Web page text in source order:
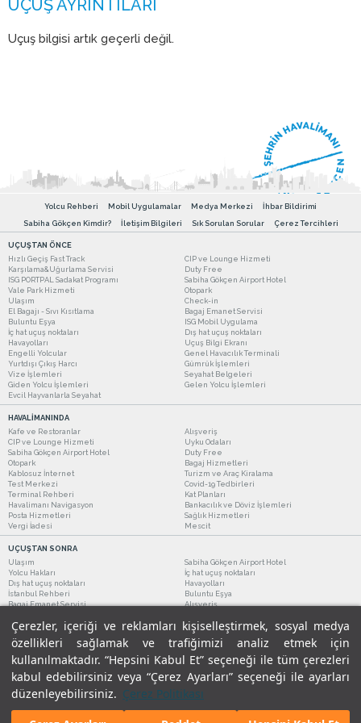
Çerezler, içeriği ve reklamları kişiselleştirmek, sosyal medya
özellikleri sağlamak ve trafiğimizi analiz etmek için
kullanılmaktadır. “Hepsini Kabul Et” seçeneği ile tüm çerezleri
kabul edebilirsiniz veya “Çerez Ayarları” seçeneği ile ayarları
düzenleyebilirsiniz. Çerez Politikası
Uçuş bilgisi artık geçerli değil.
Yolcu Rehberi Mobil Uygulamalar Medya Merkezi
İhbar Bildirimi
Sabiha Gökçen Kimdir?
İletişim Bilgileri Sık Sorulan Sorular Çerez Tercihleri
UÇUŞTAN ÖNCE
Hızlı Geçiş Fast Track
CIP ve Lounge Hizmeti
Karşılama&Uğurlama Servisi
Duty Free
ISG PORTPAL Sadakat Programı
Sabiha Gökçen Airport Hotel
Vale Park Hizmeti
Otopark
Ulaşım
Check-in
El Bagajı - Sıvı Kısıtlama
Bagaj Emanet Servisi
Buluntu Eşya
ISG Mobil Uygulama
İç hat uçuş noktaları
Dış hat uçuş noktaları
Havayolları
Uçuş Bilgi Ekranı
Engelli Yolcular
Genel Havacılık Terminali
Yurtdışı Çıkış Harcı
Gümrük İşlemleri
Vize İşlemleri
Seyahat Belgeleri
Giden Yolcu İşlemleri
Gelen Yolcu İşlemleri
Evcil Hayvanlarla Seyahat
HAVALİMANINDA
Kafe ve Restoranlar
Alışveriş
CIP ve Lounge Hizmeti
Uyku Odaları
Sabiha Gökçen Airport Hotel
Duty Free
Otopark
Bagaj Hizmetleri
Kablosuz İnternet
Turizm ve Araç Kiralama
Test Merkezi
Covid-19 Tedbirleri
Terminal Rehberi
Kat Planları
Havalimanı Navigasyon
Bankacılık ve Döviz İşlemleri
Posta Hizmetleri
Sağlık Hizmetleri
Vergi İadesi
Mescit
UÇUŞTAN SONRA
Ulaşım
Sabiha Gökçen Airport Hotel
Yolcu Hakları
İç hat uçuş noktaları
Dış hat uçuş noktaları
Havayolları
İstanbul Rehberi
Buluntu Eşya
Bagaj Emanet Servisi
Alışveriş